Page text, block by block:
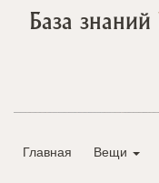
База знаний
Главная Вещи